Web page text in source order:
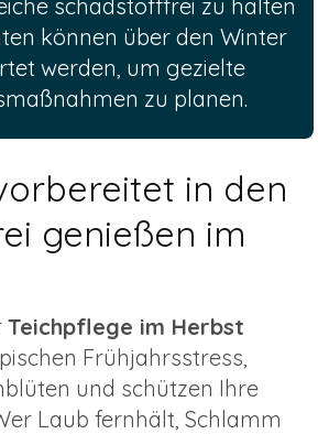
schadstofffrei zu halten
können über den Winter
werden, um gezielte
zu planen.
in den
genießen im
Teichpflege im Herbst
Frühjahrsstress,
und schützen Ihre
Laub fernhält, Schlamm